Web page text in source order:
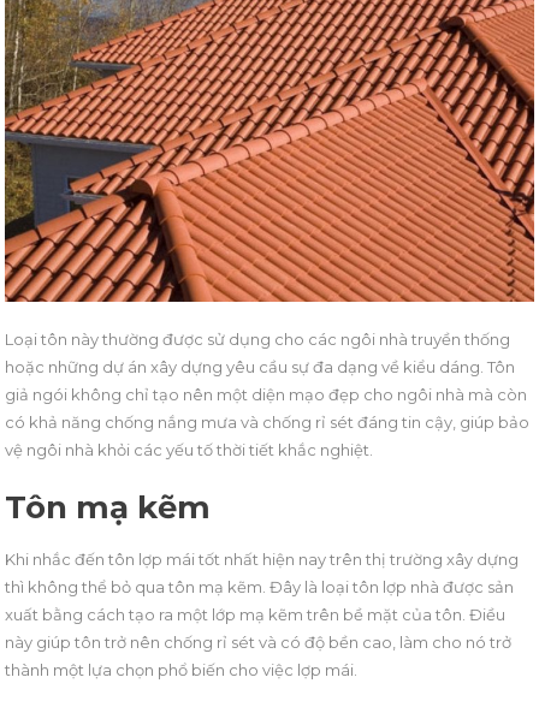
Loại tôn này thường được sử dụng cho các ngôi nhà truyền thống
hoặc những dự án xây dựng yêu cầu sự đa dạng về kiểu dáng. Tôn
giả ngói không chỉ tạo nên một diện mạo đẹp cho ngôi nhà mà còn
có khả năng chống nắng mưa và chống rỉ sét đáng tin cậy, giúp bảo
vệ ngôi nhà khỏi các yếu tố thời tiết khắc nghiệt.
Tôn mạ kẽm
Khi nhắc đến tôn lợp mái tốt nhất hiện nay trên thị trường xây dựng
thì không thể bỏ qua tôn mạ kẽm. Đây là loại tôn lợp nhà được sản
xuất bằng cách tạo ra một lớp mạ kẽm trên bề mặt của tôn. Điều
này giúp tôn trở nên chống rỉ sét và có độ bền cao, làm cho nó trở
thành một lựa chọn phổ biến cho việc lợp mái.